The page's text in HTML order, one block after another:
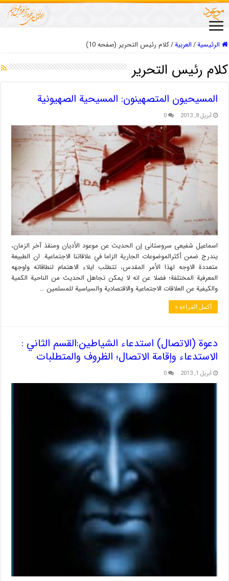
الرئيسية/العربیة/كلام رئيس التحرير (صفحه 10)
كلام رئيس التحرير
المسيحيون المتصهينون: المسيحية الصهيونية
أبريل 8, 2013 0
اسماعیل شفیعی سروستانی إن الحديث عن موعود الأديان ومنقذ آخر الزمان،
يندرج ضمن أكثرالموضوعات الجارية الزاما في علاقاتنا الاجتماعية. ان الطبيعة
متعددة الاوجه لهذا الأمر المقدس، تتطلب ايلاء الاهتمام لنطاقاته واوجهه
المعرفية المختلفة؛ فضلا عن انه لا يمكن تجاهل الحديث من الناحية الكمية
والكيفية عن العلاقات الاجتماعية والاقتصادية والسياسية للمسلمين …
أكمل القراءة »
دعوة (الاتصال) استدعاء الشياطين:القسم الثاني :
الاستدعاء وإقامة الاتصال؛ الظروف والمتطلبات
أبريل 1, 2013 0